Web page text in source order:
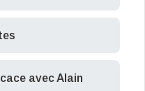
avec Alain